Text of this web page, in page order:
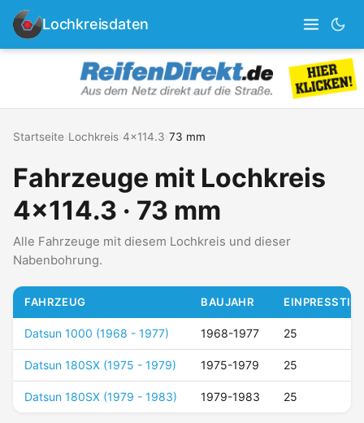
Lochkreisdaten
Startseite Lochkreis 4x114.3 73 mm
Fahrzeuge mit Lochkreis
4x114.3 · 73 mm
Alle Fahrzeuge mit diesem Lochkreis und dieser
Nabenbohrung.
FAHRZEUG BAUJAHR
Datsun 1000 (1968 - 1977) 1968-1977 25
Datsun 180SX (1975 - 1979) 1975-1979 25
Datsun 180SX (1979 - 1983) 1979-1983 25